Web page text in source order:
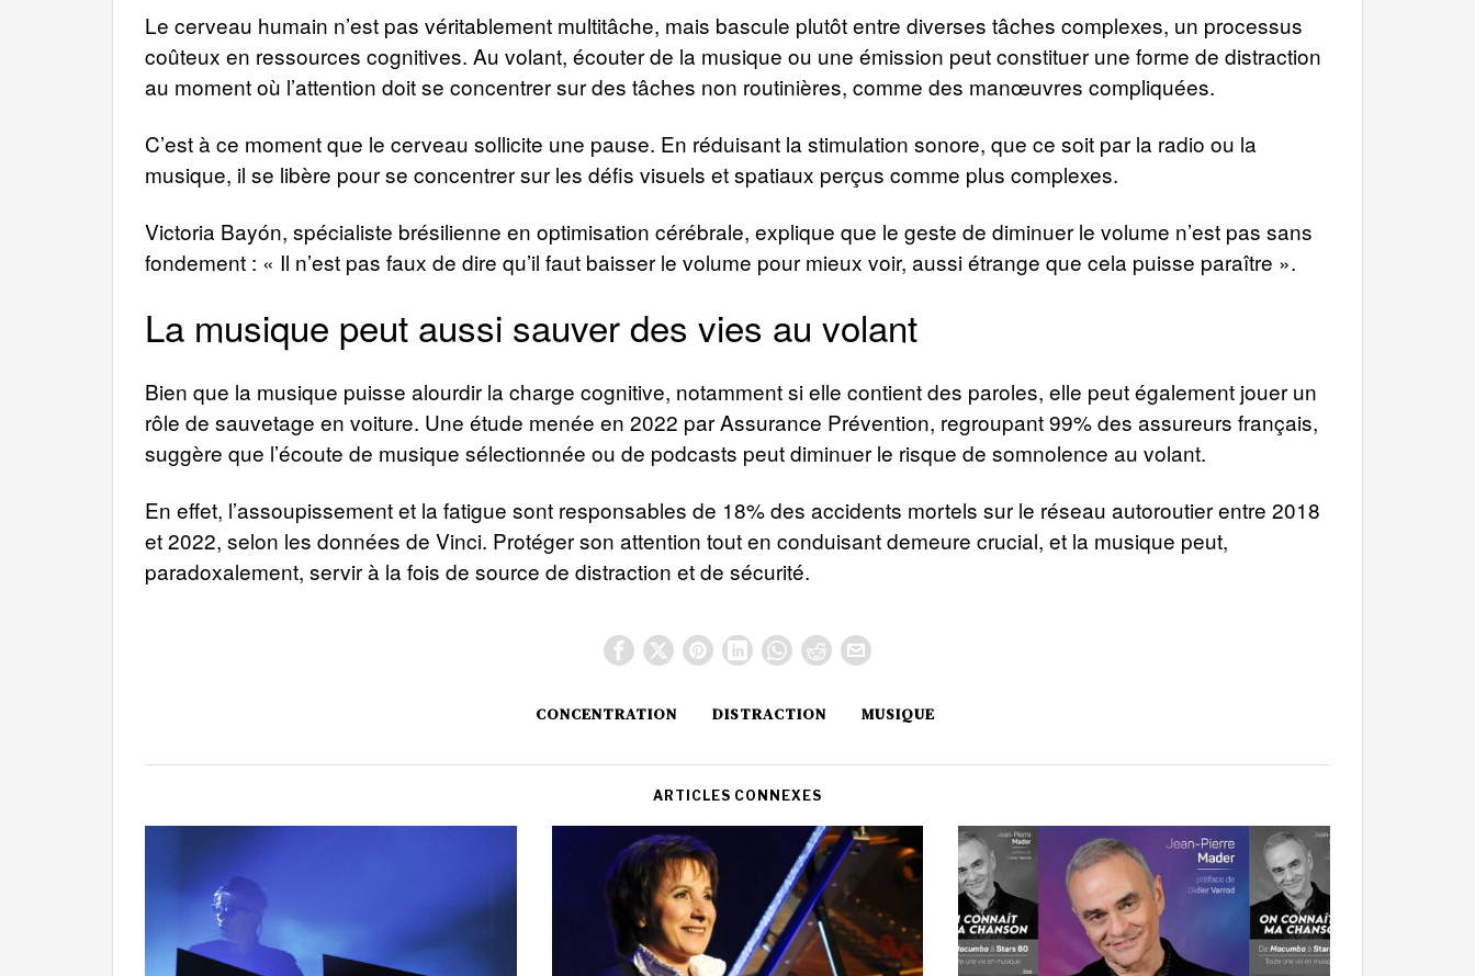
Le cerveau humain n’est pas véritablement multitâche, mais bascule plutôt entre diverses tâches complexes, un processus
coûteux en ressources cognitives. Au volant, écouter de la musique ou une émission peut constituer une forme de distraction
au moment où l’attention doit se concentrer sur des tâches non routinières, comme des manœuvres compliquées.
C’est à ce moment que le cerveau sollicite une pause. En réduisant la stimulation sonore, que ce soit par la radio ou la
musique, il se libère pour se concentrer sur les défis visuels et spatiaux perçus comme plus complexes.
Victoria Bayón, spécialiste brésilienne en optimisation cérébrale, explique que le geste de diminuer le volume n’est pas sans
fondement : « Il n’est pas faux de dire qu’il faut baisser le volume pour mieux voir, aussi étrange que cela puisse paraître ».
La musique peut aussi sauver des vies au volant
Bien que la musique puisse alourdir la charge cognitive, notamment si elle contient des paroles, elle peut également jouer un
rôle de sauvetage en voiture. Une étude menée en 2022 par Assurance Prévention, regroupant 99% des assureurs français,
suggère que l’écoute de musique sélectionnée ou de podcasts peut diminuer le risque de somnolence au volant.
En effet, l’assoupissement et la fatigue sont responsables de 18% des accidents mortels sur le réseau autoroutier entre 2018
et 2022, selon les données de Vinci. Protéger son attention tout en conduisant demeure crucial, et la musique peut,
paradoxalement, servir à la fois de source de distraction et de sécurité.
CONCENTRATION DISTRACTION MUSIQUE
ARTICLES CONNEXES